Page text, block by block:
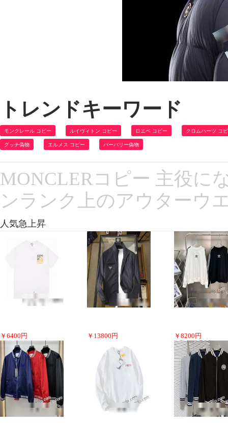
トレンドキーワード
モンクレール コピー ルイヴィトン コピー ロエベ コピー クロムハーツ コ
グッチ偽物 エルメス コピー バーバリー偽物
MONCLERコピー 主役に
ンランク上のアウターウ
人気急上昇
￥ 6400 円 ￥ 13800 円 ￥ 8200 円